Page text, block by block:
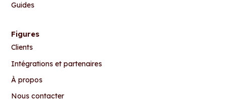
Guides
Figures
Clients
Intégrations et partenaires
À propos
Nous contacter